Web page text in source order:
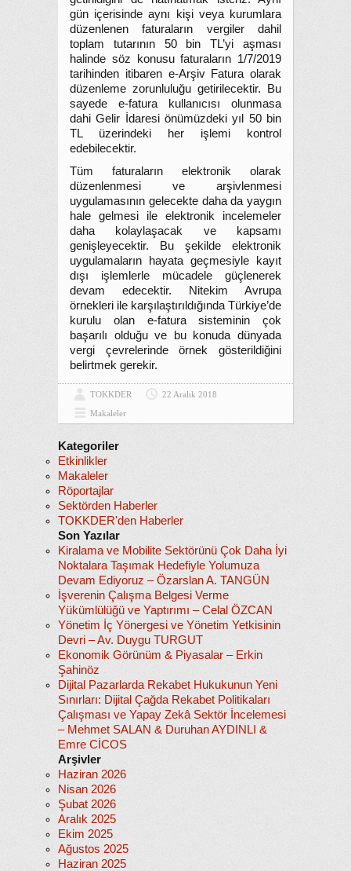
gün içerisinde aynı kişi veya kurumlara
düzenlenen faturaların vergiler dahil
toplam tutarının 50 bin TL’yi aşması
halinde söz konusu faturaların 1/7/2019
tarihinden itibaren e-Arşiv Fatura olarak
düzenleme zorunluluğu getirilecektir. Bu
sayede e-fatura kullanıcısı olunmasa
dahi Gelir İdaresi önümüzdeki yıl 50 bin
TL üzerindeki her işlemi kontrol
edebilecektir.
Tüm faturaların elektronik olarak
düzenlenmesi ve arşivlenmesi
uygulamasının gelecekte daha da yaygın
hale gelmesi ile elektronik incelemeler
daha kolaylaşacak ve kapsamı
genişleyecektir. Bu şekilde elektronik
uygulamaların hayata geçmesiyle kayıt
dışı işlemlerle mücadele güçlenerek
devam edecektir. Nitekim Avrupa
örnekleri ile karşılaştırıldığında Türkiye’de
kurulu olan e-fatura sisteminin çok
başarılı olduğu ve bu konuda dünyada
vergi çevrelerinde örnek gösterildiğini
belirtmek gerekir.
TOKKDER
22 Aralık 2018
Makaleler
Kategoriler
Etkinlikler
Makaleler
Röportajlar
Sektörden Haberler
TOKKDER'den Haberler
Son Yazılar
Kiralama ve Mobilite Sektörünü Çok Daha İyi
Noktalara Taşımak Hedefiyle Yolumuza
Devam Ediyoruz – Özarslan A. TANGÜN
İşverenin Çalışma Belgesi Verme
Yükümlülüğü ve Yaptırımı – Celal ÖZCAN
Yönetim İç Yönergesi ve Yönetim Yetkisinin
Devri – Av. Duygu TURGUT
Ekonomik Görünüm & Piyasalar – Erkin
Şahinöz
Dijital Pazarlarda Rekabet Hukukunun Yeni
Sınırları: Dijital Çağda Rekabet Politikaları
Çalışması ve Yapay Zekâ Sektör İncelemesi
– Mehmet SALAN & Duruhan AYDINLI &
Emre CİCOS
Arşivler
Haziran 2026
Nisan 2026
Şubat 2026
Aralık 2025
Ekim 2025
Ağustos 2025
Haziran 2025